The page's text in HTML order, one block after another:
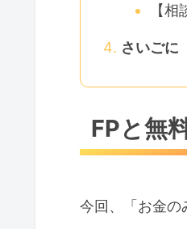
【
さいごに
FPと無
今回、「お金の